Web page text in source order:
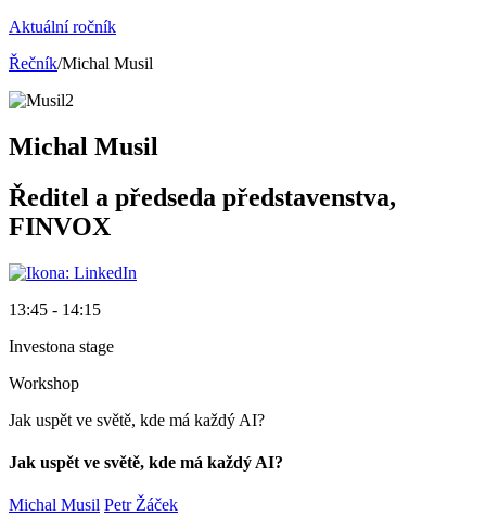
Aktuální ročník
Řečník/Michal Musil
Michal Musil
Ředitel a předseda představenstva,
FINVOX
13:45 - 14:15
Investona stage
Workshop
Jak uspět ve světě, kde má každý AI?
Jak uspět ve světě, kde má každý AI?
Michal Musil Petr Žáček